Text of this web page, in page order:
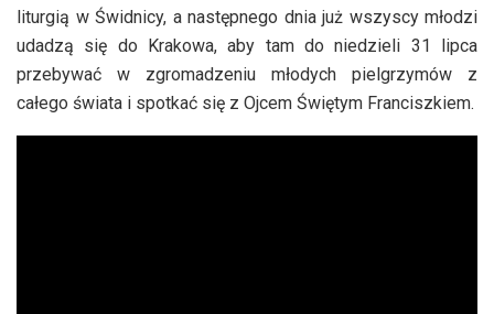
liturgią w Świdnicy, a następnego dnia już wszyscy młodzi
udadzą się do Krakowa, aby tam do niedzieli 31 lipca
przebywać w zgromadzeniu młodych pielgrzymów z
całego świata i spotkać się z Ojcem Świętym Franciszkiem.